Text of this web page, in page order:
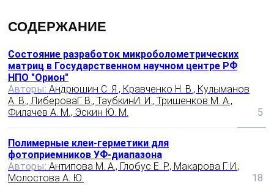
СОДЕРЖАНИЕ
Состояние разработок микроболометрических
матриц в Государственном научном центре РФ
НПО "Орион"
Авторы: Андрюшин С. Я., Кравченко Н. В., Кулыманов
А. В., ЛибероваГ. В., ТаубкинИ. И., Тришенков М. А.,
Филачев А. М., Эскин Ю. М.
5
Полимерные клеи-герметики для
фотоприемников УФ-диапазона
Авторы: Антипова М. А., Глобус Е. Р., Макарова Г. И.,
Молостова А. Ю.
18